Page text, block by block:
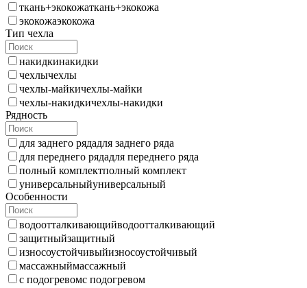
ткань+экокожаткань+экокожа
экокожаэкокожа
Тип чехла
накидкинакидки
чехлычехлы
чехлы-майкичехлы-майки
чехлы-накидкичехлы-накидки
Рядность
для заднего рядадля заднего ряда
для переднего рядадля переднего ряда
полный комплектполный комплект
универсальныйуниверсальный
Особенности
водоотталкивающийводоотталкивающий
защитныйзащитный
износоустойчивыйизносоустойчивый
массажныймассажный
с подогревомс подогревом